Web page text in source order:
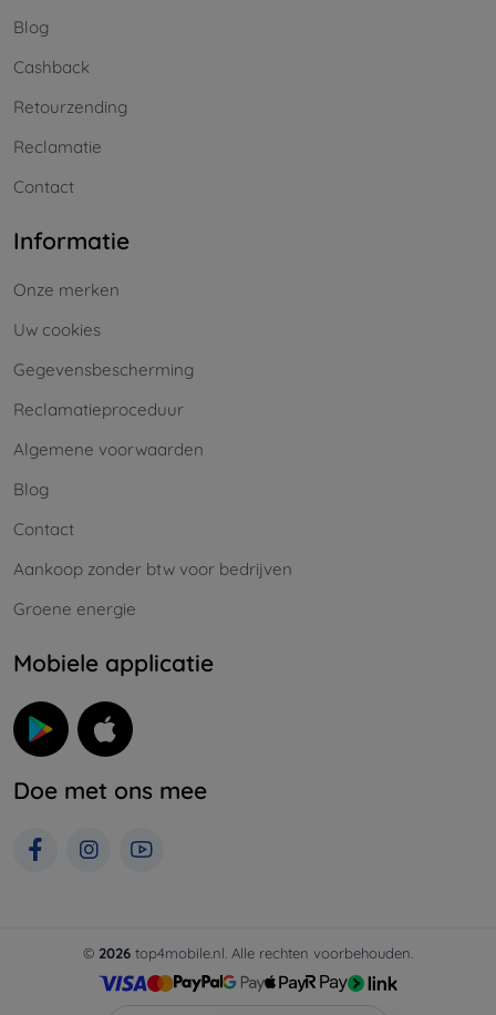
Blog
Cashback
Retourzending
Reclamatie
Contact
Informatie
Onze merken
Uw cookies
Gegevensbescherming
Reclamatieproceduur
Algemene voorwaarden
Blog
Contact
Aankoop zonder btw voor bedrijven
Groene energie
Mobiele applicatie
Doe met ons mee
© 2026 top4mobile.nl. Alle rechten voorbehouden.